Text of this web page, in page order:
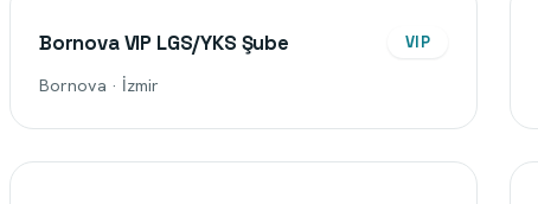
Bornova VIP LGS/YKS Şube VIP
Bornova · İzmir